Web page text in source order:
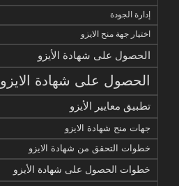
إدارة الجودة
اختيار جهة منح الايزو
الحصول على شهادة الأيزو
الحصول على شهادة الايزو
تطبيق معايير الأيزو
جهات منح شهادة الايزو
خطوات التحقق من شهادة الايزو
خطوات الحصول على شهادة الأيزو